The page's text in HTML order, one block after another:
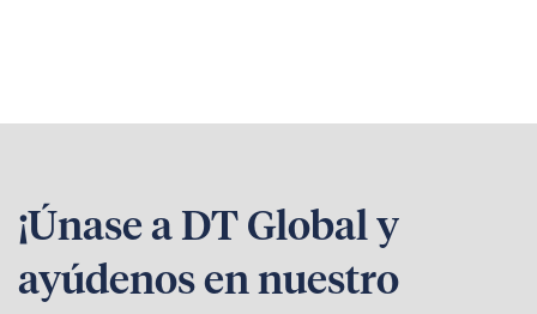
¡Únase a DT Global y
ayúdenos en nuestro